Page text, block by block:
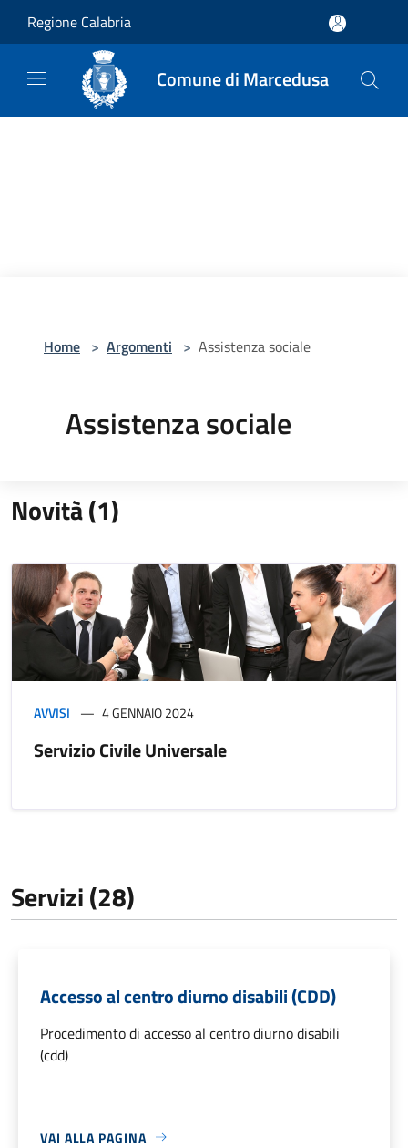
Regione Calabria
Comune di Marcedusa
Home > Argomenti > Assistenza sociale
Assistenza sociale
Novità (1)
AVVISI 4 GENNAIO 2024
Servizio Civile Universale
Servizi (28)
Accesso al centro diurno disabili (CDD)
Procedimento di accesso al centro diurno disabili
(cdd)
VAI ALLA PAGINA